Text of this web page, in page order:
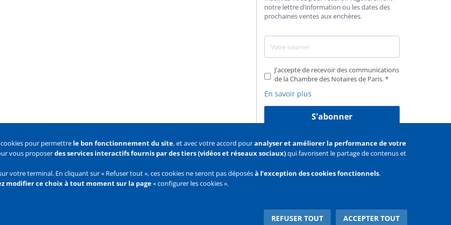
notre lettre d’information ou les dates des
prochaines ventes aux enchères.
J'accepte de recevoir des communications
de la Chambre des Notaires de Paris.
En savoir plus
S'abonner
Flux
pour permettre le bon fonctionnement du site, et avec votre accord pouranalyser et améliorer la performance de votre
vous proposerdes services interactifs fournis par des tiers (vidéos et réseaux sociaux)qui favorisent le partage de contenus et
votre terminal. En cliquant sur « Refuser tout », ces cookies ne seront pas déposésà l’exception des cookies fonctionnels.
modifier ce choix à tout moment sur la page« configurer les cookies ».
ACCEPTER TOUT
REFUSER TOUT